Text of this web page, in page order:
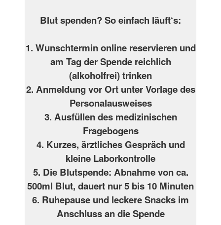
Blut spenden? So einfach läuft‘s:
1. Wunschtermin online reservieren und
am Tag der Spende reichlich
(alkoholfrei) trinken
2. Anmeldung vor Ort unter Vorlage des
Personalausweises
3. Ausfüllen des medizinischen
Fragebogens
4. Kurzes, ärztliches Gespräch und
kleine Laborkontrolle
5. Die Blutspende: Abnahme von ca.
500ml Blut, dauert nur 5 bis 10 Minuten
6. Ruhepause und leckere Snacks im
Anschluss an die Spende